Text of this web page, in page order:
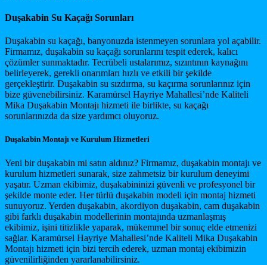
Duşakabin Su Kaçağı Sorunları
Duşakabin su kaçağı, banyonuzda istenmeyen sorunlara yol açabilir.
Firmamız, duşakabin su kaçağı sorunlarını tespit ederek, kalıcı
çözümler sunmaktadır. Tecrübeli ustalarımız, sızıntının kaynağını
belirleyerek, gerekli onarımları hızlı ve etkili bir şekilde
gerçekleştirir. Duşakabin su sızdırma, su kaçırma sorunlarınız için
bize güvenebilirsiniz. Karamürsel Hayriye Mahallesi’nde Kaliteli
Mika Duşakabin Montajı hizmeti ile birlikte, su kaçağı
sorunlarınızda da size yardımcı oluyoruz.
Duşakabin Montajı ve Kurulum Hizmetleri
Yeni bir duşakabin mi satın aldınız? Firmamız, duşakabin montajı ve
kurulum hizmetleri sunarak, size zahmetsiz bir kurulum deneyimi
yaşatır. Uzman ekibimiz, duşakabininizi güvenli ve profesyonel bir
şekilde monte eder. Her türlü duşakabin modeli için montaj hizmeti
sunuyoruz. Yerden duşakabin, akordiyon duşakabin, cam duşakabin
gibi farklı duşakabin modellerinin montajında uzmanlaşmış
ekibimiz, işini titizlikle yaparak, mükemmel bir sonuç elde etmenizi
sağlar. Karamürsel Hayriye Mahallesi’nde Kaliteli Mika Duşakabin
Montajı hizmeti için bizi tercih ederek, uzman montaj ekibimizin
güvenilirliğinden yararlanabilirsiniz.